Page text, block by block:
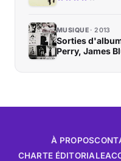
MUSIQUE 2013
Sorties
Perry, James
À PROPOS
CHARTE ÉDITORIALE